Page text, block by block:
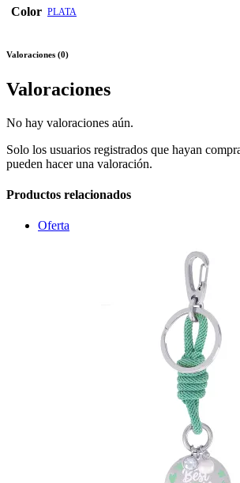
Color PLATA
Valoraciones (0)
Valoraciones
No hay valoraciones aún.
Solo los usuarios registrados que hayan
pueden hacer una valoración.
Productos relacionados
Oferta